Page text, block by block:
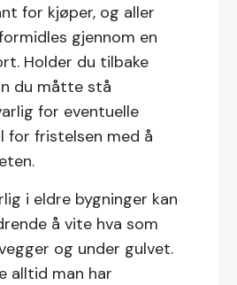
for kjøper, og aller
gjennom en
Holder du tilbake
du måtte stå
for eventuelle
for fristelsen med å
i eldre bygninger kan
å vite hva som
og under gulvet.
alltid man har